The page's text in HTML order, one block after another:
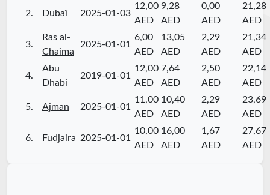
2. Dubaï 2025-01-03
12,00
AED
9,28
AED
0,00
AED
21,28
AED
3.
Ras al-
Chaima
2025-01-01
6,00
AED
13,05
AED
2,29
AED
21,34
AED
4.
Abu
Dhabi
2019-01-01
12,00
AED
7,64
AED
2,50
AED
22,14
AED
5. Ajman 2025-01-01
11,00
AED
10,40
AED
2,29
AED
23,69
AED
6. Fudjaira 2025-01-01
10,00
AED
16,00
AED
1,67
AED
27,67
AED